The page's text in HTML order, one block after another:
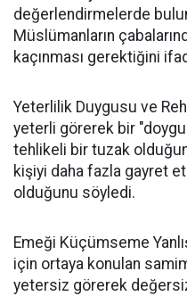
değerlendirmelerde
Müslümanların
kaçınması gerektiğini
Yeterlilik Duygusu ve
yeterli görerek bir
tehlikeli bir tuzak
kişiyi daha fazla gayret
olduğunu söyledi.
Emeği Küçümseme
için ortaya konulan
yetersiz görerek